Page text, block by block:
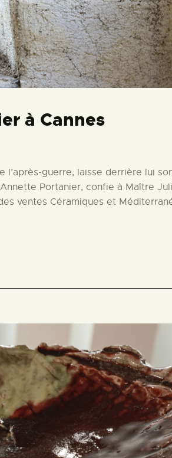
à Cannes
guerre, laisse derrière lui
Portanier, confie à Maître
ventes Céramiques et